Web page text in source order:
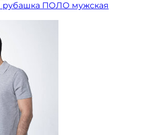
рубашка ПОЛО мужская